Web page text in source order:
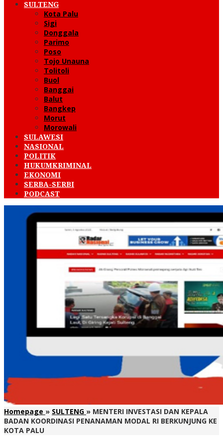
SULTENG
Kota Palu
Sigi
Donggala
Parimo
Poso
Tojo Unauna
Tolitoli
Buol
Banggai
Balut
Bangkep
Morut
Morowali
SULAWESI
NASIONAL
POLITIK
HUKUMKRIMINAL
EKONOMI
SERBA-SERBI
PODCAST
Homepage » SULTENG » MENTERI INVESTASI DAN KEPALA
BADAN KOORDINASI PENANAMAN MODAL RI BERKUNJUNG KE
KOTA PALU